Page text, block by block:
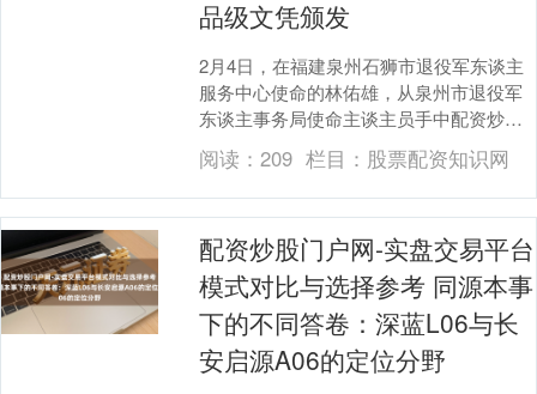
品级文凭颁发
2月4日，在福建泉州石狮市退役军东谈主
服务中心使命的林佑雄，从泉州市退役军
东谈主事务局使命主谈主员手中配资炒股
门户网-实盘交易平台模式对比与选择参
考，接过编号后....
阅读：209 栏目： 股票配资知识网
配资炒股门户网-实盘交易平台
模式对比与选择参考 同源本事
下的不同答卷：深蓝L06与长
安启源A06的定位分野